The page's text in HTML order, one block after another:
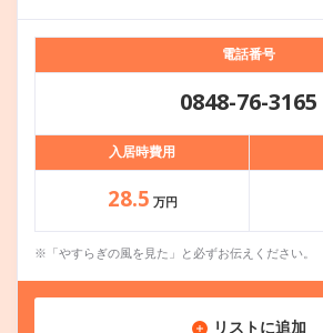
電話番号
0848-76-3165
入居時費用
28.5 万円
※「やすらぎの風を見た」と必ずお伝えください。
リストに追加